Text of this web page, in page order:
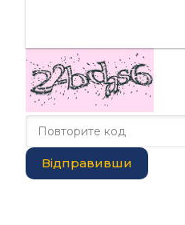
Відправивши